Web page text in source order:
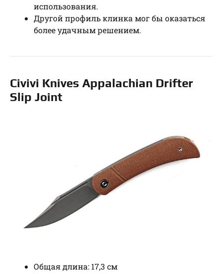
использования.
Другой профиль клинка мог бы оказаться
более удачным решением.
Civivi Knives Appalachian Drifter
Slip Joint
Общая длина: 17,3 см